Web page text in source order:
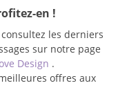
en !
les derniers
sur notre page
Design .
offres aux